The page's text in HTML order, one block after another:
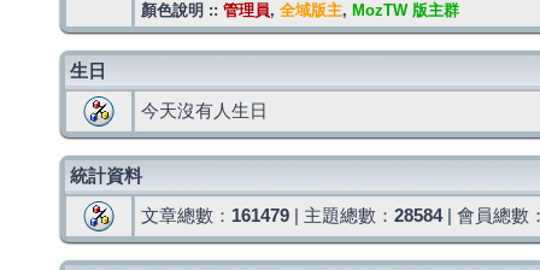
顏色說明 :: 管理員, 全域版主, MozTW 版主群
生日
今天沒有人生日
統計資料
文章總數： 161479 | 主題總數： 28584| 會員總數